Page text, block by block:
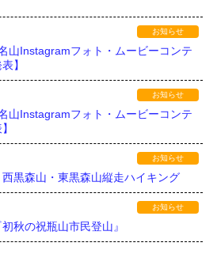
お知らせ
山Instagramフォト・ムービーコンテ
】
お知らせ
山Instagramフォト・ムービーコンテ
お知らせ
西黒森山・東黒森山縦走ハイキング
お知らせ
秋の祝瓶山市民登山』